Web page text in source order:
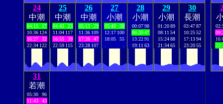
24
中潮
04:15
17
10:36 124
16:27
32
22:34 122
25
中潮
04:43
23
11:04 117
16:55
39
22:59 115
26
中潮
05:13
29
11:36 109
17:26
47
23:28 107
27
小潮
05:49
38
12:17 100
18:05
55
28
小潮
00:07 98
06:39 47
13:22 91
19:11 63
29
小潮
01:20 89
08:11 54
15:24 88
21:34 65
30
長潮
03:47 87
10:25 52
17:13 94
23:20 55
31
若潮
05:30
96
11:43
43